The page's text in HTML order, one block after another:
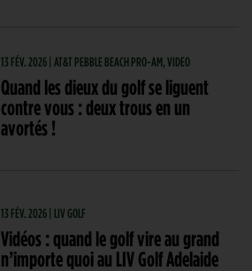
13 FÉV. 2026 | AT&T PEBBLE BEACH PRO-AM, VIDEO
Quand les dieux du golf se liguent
contre vous : deux trous en un
avortés !
13 FÉV. 2026 | LIV GOLF
Vidéos : quand le golf vire au grand
n’importe quoi au LIV Golf Adelaide